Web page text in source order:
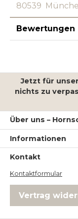
80539
Bewertungen
Jetzt für
nichts zu
Über uns –
Informationen
Kontakt
Kontaktformular
Vertrag